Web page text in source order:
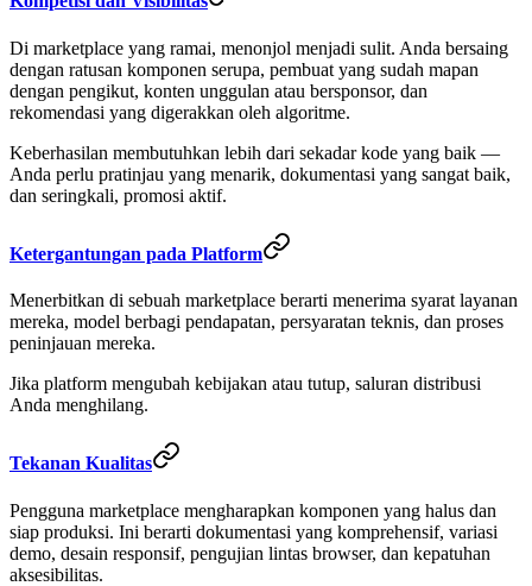
Di marketplace yang ramai, menonjol menjadi sulit. Anda bersaing
dengan ratusan komponen serupa, pembuat yang sudah mapan
dengan pengikut, konten unggulan atau bersponsor, dan
rekomendasi yang digerakkan oleh algoritme.
Keberhasilan membutuhkan lebih dari sekadar kode yang baik —
Anda perlu pratinjau yang menarik, dokumentasi yang sangat baik,
dan seringkali, promosi aktif.
Ketergantungan pada Platform
Menerbitkan di sebuah marketplace berarti menerima syarat layanan
mereka, model berbagi pendapatan, persyaratan teknis, dan proses
peninjauan mereka.
Jika platform mengubah kebijakan atau tutup, saluran distribusi
Anda menghilang.
Tekanan Kualitas
Pengguna marketplace mengharapkan komponen yang halus dan
siap produksi. Ini berarti dokumentasi yang komprehensif, variasi
demo, desain responsif, pengujian lintas browser, dan kepatuhan
aksesibilitas.